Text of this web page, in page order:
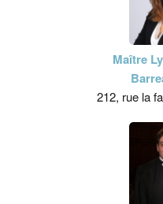
Maître
212, rue la